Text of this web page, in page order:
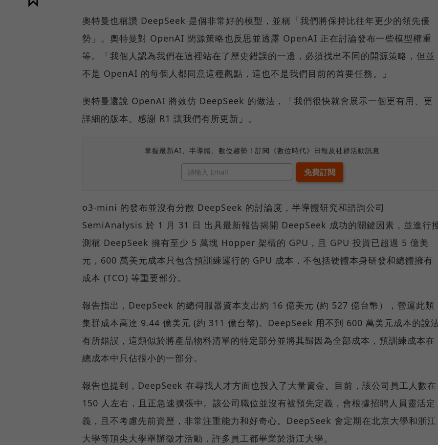
奧特曼也稱讚 DeepSeek 是個非常好的模型，並稱「我們將保持比往年更少的領先優
勢」。奧特曼對 OpenAI 閉源策略也反思並透露 OpenAI 正在討論發布一些模型權重
等。「我個人認為我們在這裡站在了歷史錯誤的一邊，必須找出不同的開源策略，但並
不是 OpenAI 的每個人都同意這種觀點，這也不是我們目前的首要任務。」
奧特曼還說 OpenAI 將效仿 DeepSeek 的做法，「我們很快就會展示一個更有用、更
詳細的版本。感謝 R1 讓我們有所更新」。
掌握最新AI、半導體、數位趨勢！訂閱《數位時代》日報及社群活動訊息
o3-mini 的發布並沒有分散 DeepSeek 的討論度，半導體研究和諮詢公司
SemiAnalysis 於 1 月 31 日 出具最新報告揭開 DeepSeek 成功的關鍵因素，並進行
測稱 DeepSeek 擁有至少 5 萬塊 Hopper 架構的 GPU，且 GPU 投資已超過 5 億美
元，600 萬美元成本只包含預訓練運行的 GPU 成本，不包括硬體本身研發和總體擁有
成本 (TCO) 等重要部分。
報告指出，DeepSeek 的總伺服器資本支出約 16 億美元 (約 527 億台幣），營運此類
集群成本高達 9.44 億美元 (約 311 億台幣)。DeepSeek 用不到 600 萬美元成本的說
有所錯誤，這類似於將產品物料清單的特定部分並將其歸因為全部成本，預訓練成本在
總成本中只佔很小的一部分。
報告也提到，DeepSeek 在尋找人才方面也投入了大量資金。目前，該公司員工人數在
150 人左右，且正急速擴張中。該公司職位並沒有被預先定義，會根據招聘人員靈活定
義，且不考慮先前資歷，非常注重能力和好奇心。DeepSeek 會定期在北京大學和浙江
大學等頂尖大學舉辦徵才活動，許多員工都畢業於浙江大學。